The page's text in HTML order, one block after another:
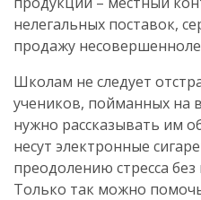
нелегальных поставок,
продажу
Школам не следует
учеников, пойманных на
нужно рассказывать им
несут электронные
преодолению стресса
Только так можно